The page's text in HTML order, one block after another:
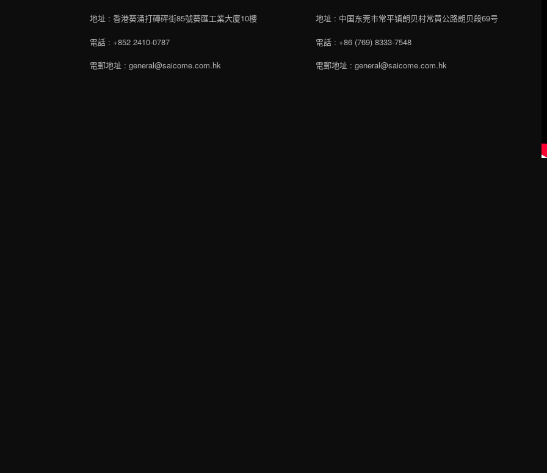
地址 : 香港葵涌打磚砰街85號葵匯工業大廈10樓
電話 : +852 2410-0787
電郵地址 : general@saicome.com.hk
地址 : 中国东莞市常平镇朗贝村常黄公路朗贝段69号
電話 : +86 (769) 8333-7548
電郵地址 : general@saicome.com.hk